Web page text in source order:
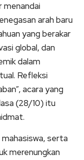
menandai
arah baru
yang berakar
global, dan
dalam
Refleksi
acara yang
(28/10) itu
serta
merenungkan